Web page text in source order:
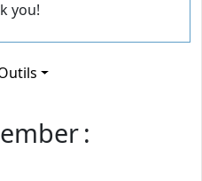
you!
: